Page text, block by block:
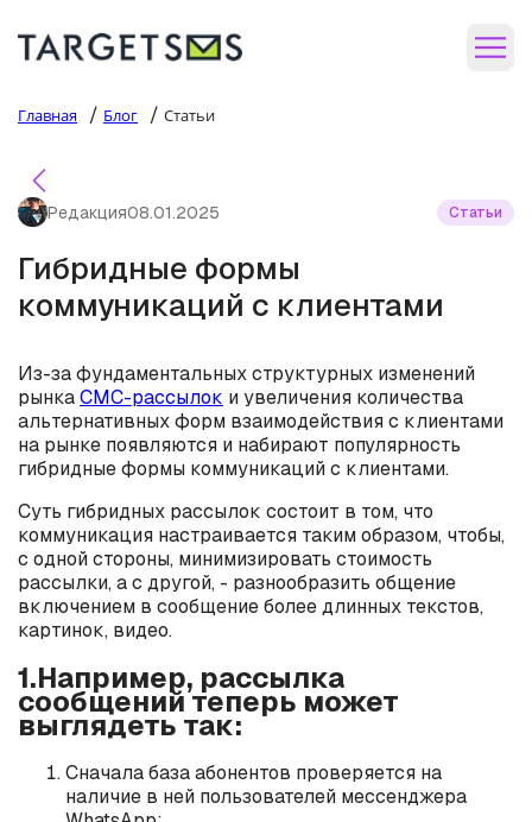
Главная / Блог / Статьи
Редакция08.01.2025 Статьи
Гибридные формы
коммуникаций с клиентами
Из-за фундаментальных структурных изменений
рынкаСМС-рассылок и увеличения количества
альтернативных форм взаимодействия с клиентами
на рынке появляются и набирают популярность
гибридные формы коммуникаций с клиентами.
Суть гибридных рассылок состоит в том, что
коммуникация настраивается таким образом, чтобы,
с одной стороны, минимизировать стоимость
рассылки, а с другой, - разнообразить общение
включением в сообщение более длинных текстов,
картинок, видео.
1.Например, рассылка
сообщений теперь может
выглядеть так:
Сначала база абонентов проверяется на
наличие в ней пользователей мессенджера